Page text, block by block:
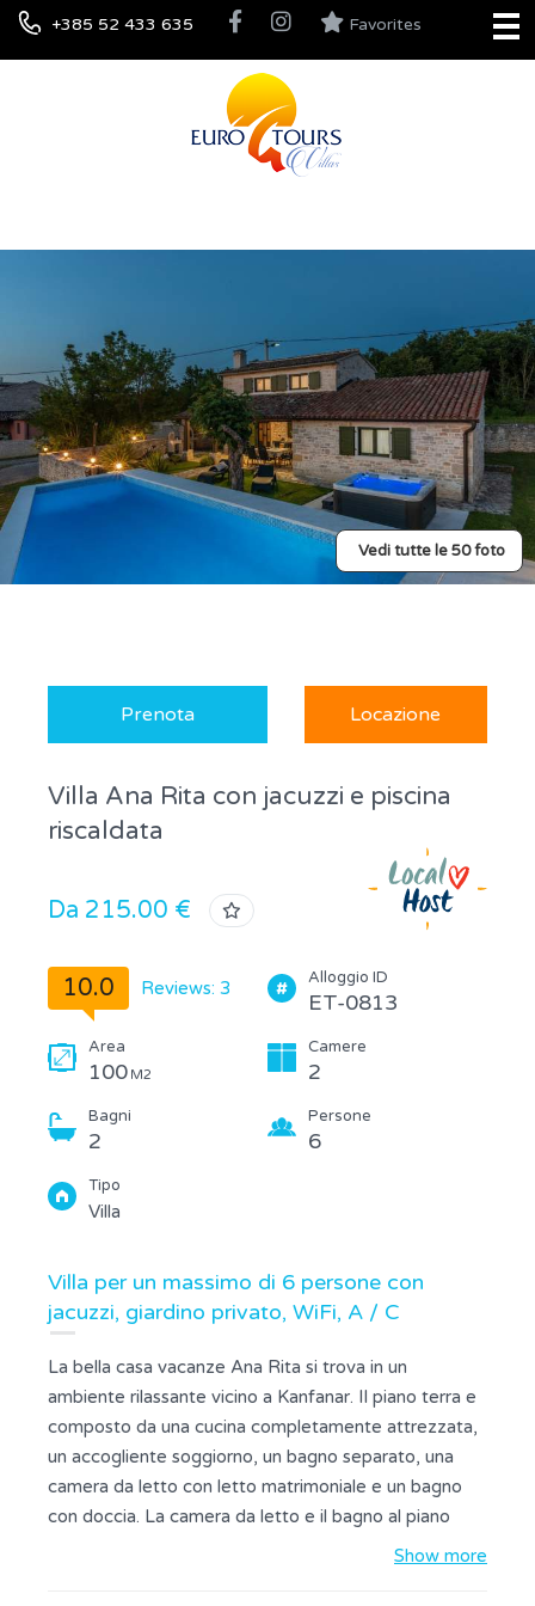
+385 52 433 635 Favorites
Vedi tutte le 50 foto
Prenota Locazione
Villa Ana Rita con jacuzzi e piscina
riscaldata
Da 215.00 €
10.0 Reviews: 3 Alloggio ID
ET-0813
Area
100 M2
Camere
2
Bagni
2
Persone
6
Tipo
Villa
Villa per un massimo di 6 persone con
jacuzzi, giardino privato, WiFi, A / C
La bella casa vacanze Ana Rita si trova in un
ambiente rilassante vicino a Kanfanar. Il piano terra e
composto da una cucina completamente attrezzata,
un accogliente soggiorno, un bagno separato, una
camera da letto con letto matrimoniale e un bagno
con doccia. La camera da letto e il bagno al piano
terra hanno un ingresso separato attraverso laShow more